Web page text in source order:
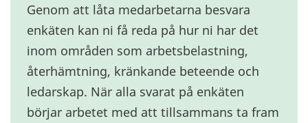
Genom att låta medarbetarna besvara
enkäten kan ni få reda på hur ni har det
inom områden som arbetsbelastning,
återhämtning, kränkande beteende och
ledarskap. När alla svarat på enkäten
börjar arbetet med att tillsammans ta fram